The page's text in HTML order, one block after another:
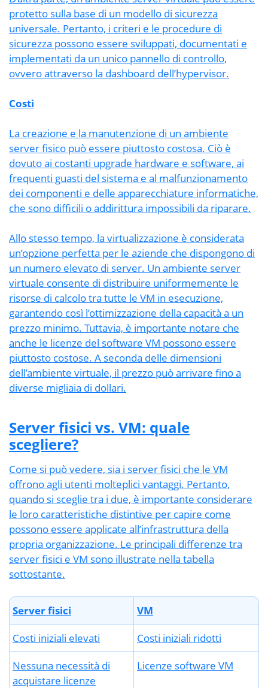
protetto sulla base di un modello di sicurezza
universale. Pertanto, i criteri e le procedure di
sicurezza possono essere sviluppati, documentati e
implementati da un unico pannello di controllo,
ovvero attraverso la dashboard dell’hypervisor.
Costi
La creazione e la manutenzione di un ambiente
server fisico può essere piuttosto costosa. Ciò è
dovuto ai costanti upgrade hardware e software, ai
frequenti guasti del sistema e al malfunzionamento
dei componenti e delle apparecchiature informatiche,
che sono difficili o addirittura impossibili da riparare.
Allo stesso tempo, la virtualizzazione è considerata
un’opzione perfetta per le aziende che dispongono di
un numero elevato di server. Un ambiente server
virtuale consente di distribuire uniformemente le
risorse di calcolo tra tutte le VM in esecuzione,
garantendo così l’ottimizzazione della capacità a un
prezzo minimo. Tuttavia, è importante notare che
anche le licenze del software VM possono essere
piuttosto costose. A seconda delle dimensioni
dell’ambiente virtuale, il prezzo può arrivare fino a
diverse migliaia di dollari.
Server fisici vs. VM: quale
scegliere?
Come si può vedere, sia i server fisici che le VM
offrono agli utenti molteplici vantaggi. Pertanto,
quando si sceglie tra i due, è importante considerare
le loro caratteristiche distintive per capire come
possono essere applicate all’infrastruttura della
propria organizzazione. Le principali differenze tra
server fisici e VM sono illustrate nella tabella
sottostante.
Server fisici
VM
Costi iniziali elevati
Costi iniziali ridotti
Nessuna necessità di
acquistare licenze
Licenze software VM